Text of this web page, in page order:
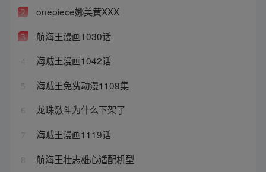
2 onepiece娜美黄XXX
3 航海王漫画1030话
4 海贼王漫画1042话
5 海贼王免费动漫1109集
6 龙珠激斗为什么下架了
7 海贼王漫画1119话
8 航海王壮志雄心适配机型